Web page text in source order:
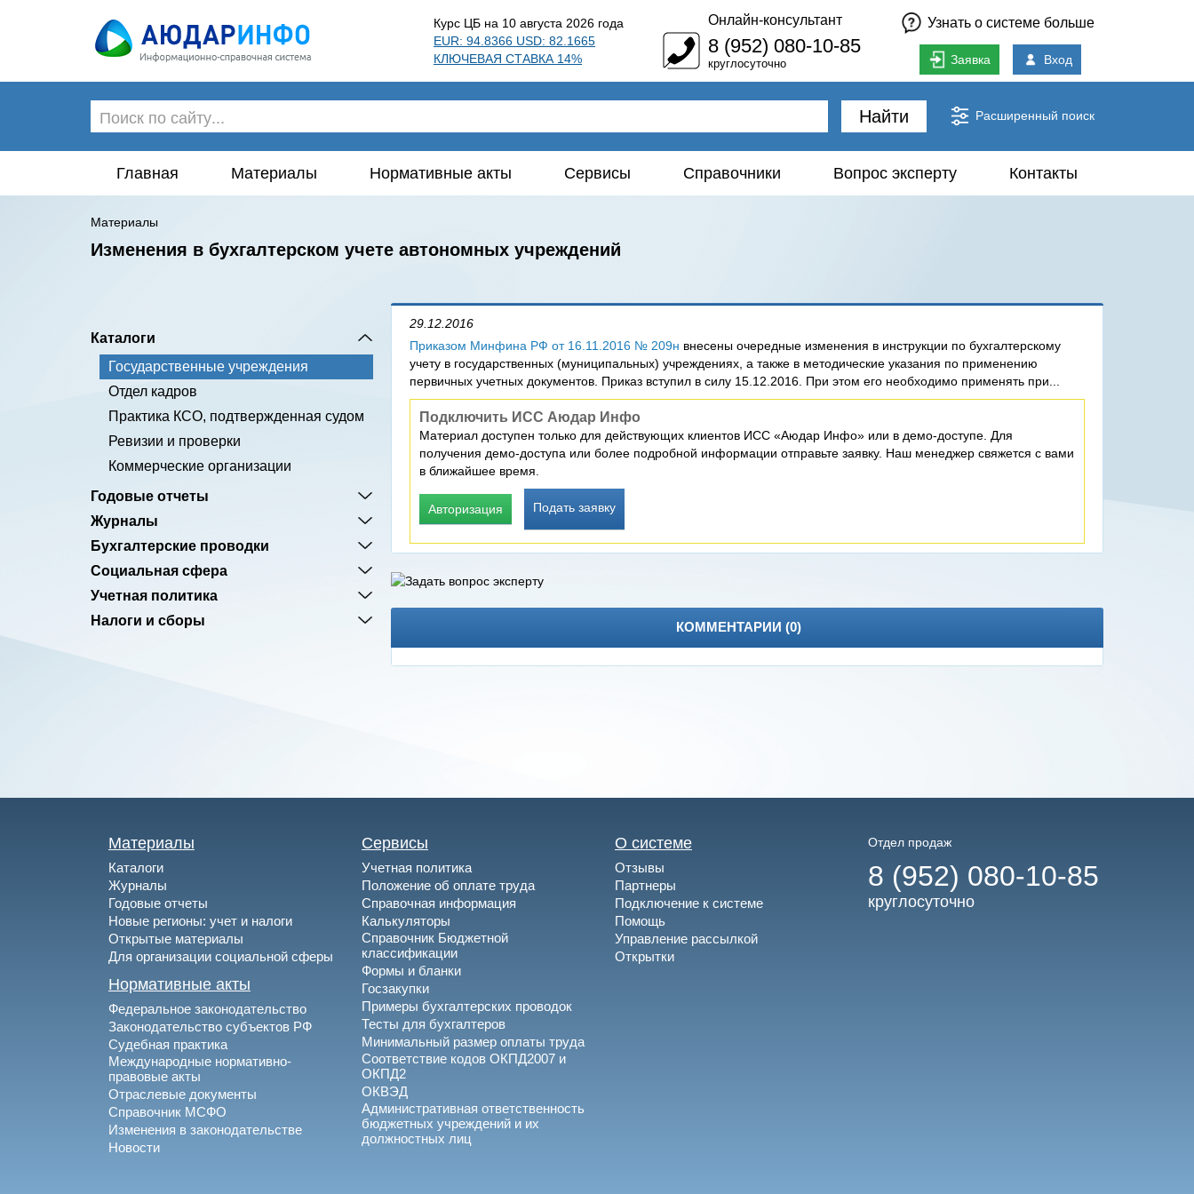
Курс ЦБ на 10 августа 2026 года
EUR: 94.8366 USD: 82.1665
КЛЮЧЕВАЯ СТАВКА 14%
Онлайн-консультант
8 (952) 080-10-85
круглосуточно
Узнать о системе больше
Заявка Вход
Найти Расширенный поиск
Главная Материалы Нормативные акты Сервисы Справочники Вопрос эксперту Контакты
Материалы
Изменения в бухгалтерском учете автономных учреждений
Каталоги
Государственные учреждения
Отдел кадров
Практика КСО, подтвержденная судом
Ревизии и проверки
Коммерческие организации
Годовые отчеты
Журналы
Бухгалтерские проводки
Социальная сфера
Учетная политика
Налоги и сборы
29.12.2016
Приказом Минфина РФ от 16.11.2016 № 209н внесены очередные изменения в инструкции по бухгалтерскому
учету в государственных (муниципальных) учреждениях, а также в методические указания по применению
первичных учетных документов. Приказ вступил в силу 15.12.2016. При этом его необходимо применять при...
Подключить ИСС Аюдар Инфо
Материал доступен только для действующих клиентов ИСС «Аюдар Инфо» или в демо-доступе. Для
получения демо-доступа или более подробной информации отправьте заявку. Наш менеджер свяжется с вами
в ближайшее время.
Авторизация Подать заявку
КОММЕНТАРИИ (0)
Материалы
Каталоги
Журналы
Годовые отчеты
Новые регионы: учет и налоги
Открытые материалы
Для организации социальной сферы
Нормативные акты
Федеральное законодательство
Законодательство субъектов РФ
Судебная практика
Международные нормативно-
правовые акты
Отраслевые документы
Справочник МСФО
Изменения в законодательстве
Новости
Сервисы
Учетная политика
Положение об оплате труда
Справочная информация
Калькуляторы
Справочник Бюджетной
классификации
Формы и бланки
Госзакупки
Примеры бухгалтерских проводок
Тесты для бухгалтеров
Минимальный размер оплаты труда
Соответствие кодов ОКПД2007 и
ОКПД2
ОКВЭД
Административная ответственность
бюджетных учреждений и их
должностных лиц
О системе
Отзывы
Партнеры
Подключение к системе
Помощь
Управление рассылкой
Открытки
Отдел продаж
8 (952) 080-10-85
круглосуточно